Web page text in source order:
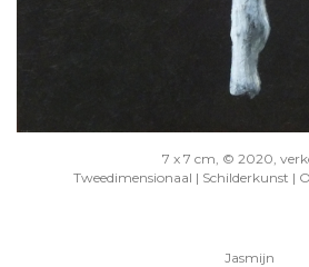
7 x 7 cm, © 2020,
Tweedimensionaal | Schilderkunst |
Jasmijn